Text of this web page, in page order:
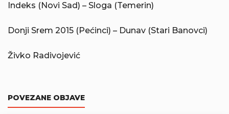
Indeks (Novi Sad) – Sloga (Temerin)
Donji Srem 2015 (Pećinci) – Dunav (Stari Banovci)
Živko Radivojević
POVEZANE OBJAVE